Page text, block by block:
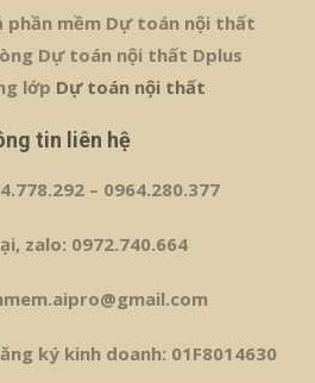
phần mềm Dự toán nội thất
Dự toán nội thất Dplus
lớp Dự toán nội thất
tin liên hệ
– 0964.280.377
zalo: 0972.740.664
ký kinh doanh: 01F8014630